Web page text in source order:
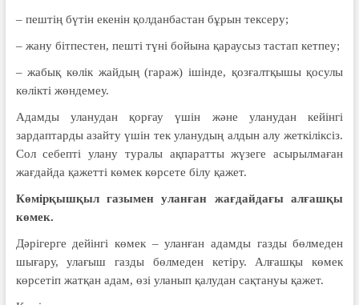
– пештің бүтін екенін қолданбастан бұрын тексеру;
– жану бітпестен, пешті түні бойына қараусыз тастап кетпеу;
– жабық көлік жайдың (гараж) ішінде, қозғалтқышы қосулы
көлікті жөндемеу.
Адамды уланудан қорғау үшін және уланудан кейінгі
зардаптарды азайту үшін тек уланудың алдын алу жеткіліксіз.
Сол себепті улану туралы ақпаратты жүзеге асырылмаған
жағдайда қажетті көмек көрсете білу қажет.
Көмірқышқыл газымен уланған жағдайдағы алғашқы
көмек.
Дәрігерге дейінгі көмек – уланған адамды газды бөлмеден
шығару, ула­ғыш газды бөлмеден кетіру. Алғашқы көмек
көрсетіп жатқан адам, өзі уланып қалудан сақтануы қажет.